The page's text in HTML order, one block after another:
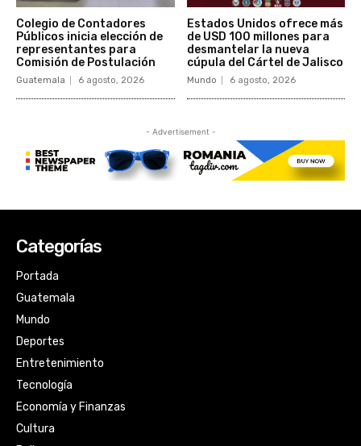
Categorías
Portada
Guatemala
Mundo
Deportes
Entretenimiento
Tecnología
Economía y Finanzas
Cultura